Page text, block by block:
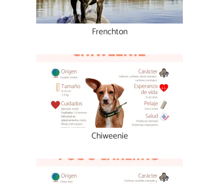
Frenchton
Chiweenie